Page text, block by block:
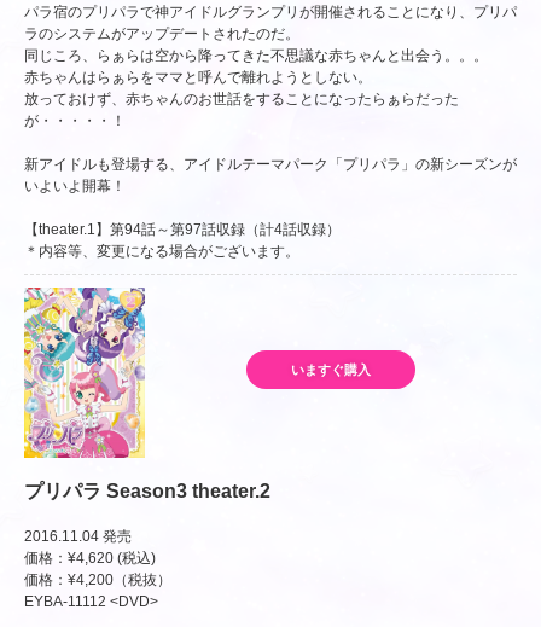
パラ宿のプリパラで神アイドルグランプリが開催されることになり、プリパ
ラのシステムがアップデートされたのだ。
同じころ、らぁらは空から降ってきた不思議な赤ちゃんと出会う。。。
赤ちゃんはらぁらをママと呼んで離れようとしない。
放っておけず、赤ちゃんのお世話をすることになったらぁらだった
が・・・・・！
新アイドルも登場する、アイドルテーマパーク「プリパラ」の新シーズンが
いよいよ開幕！
【theater.1】第94話～第97話収録（計4話収録）
＊内容等、変更になる場合がございます。
いますぐ購入
プリパラ Season3 theater.2
2016.11.04 発売
価格：¥4,620 (税込)
価格：¥4,200（税抜）
EYBA-11112 <DVD>